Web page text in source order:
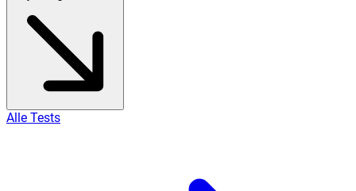
Alle Tests